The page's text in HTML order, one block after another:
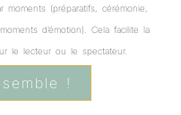
(préparatifs, cérémonie,
d’émotion). Cela facilite la
le lecteur ou le spectateur.
!